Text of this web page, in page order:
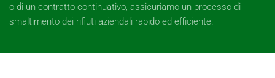
o di un contratto continuativo, assicuriamo un processo di
smaltimento dei rifiuti aziendali rapido ed efficiente.